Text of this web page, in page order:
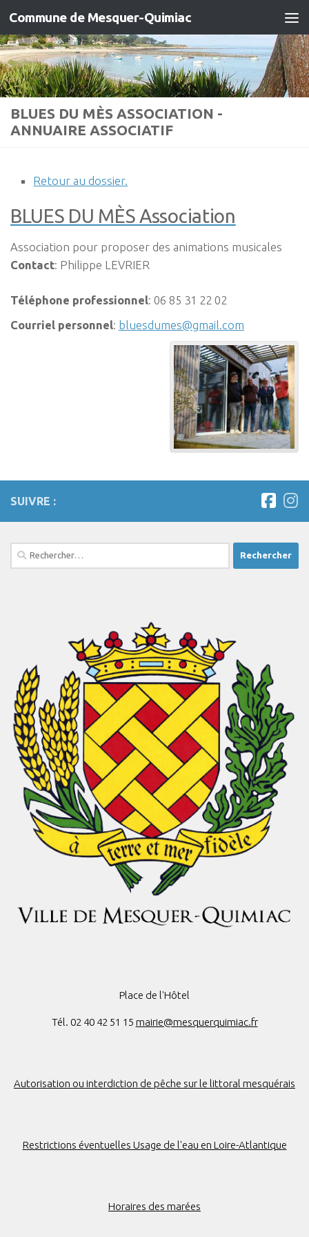
Skip to content
Commune de Mesquer-Quimiac
BLUES DU MÈS ASSOCIATION -
ANNUAIRE ASSOCIATIF
Retour au dossier.
BLUES DU MÈS Association
Association pour proposer des animations musicales
Contact: Philippe LEVRIER
Téléphone professionnel: 06 85 31 22 02
Courriel personnel: bluesdumes@gmail.com
SUIVRE :
Rechercher :
Place de l'Hôtel
Tél. 02 40 42 51 15 mairie@mesquerquimiac.fr
Autorisation ou interdiction de pêche sur le littoral mesquérais
Restrictions éventuelles Usage de l'eau en Loire-Atlantique
Horaires des marées